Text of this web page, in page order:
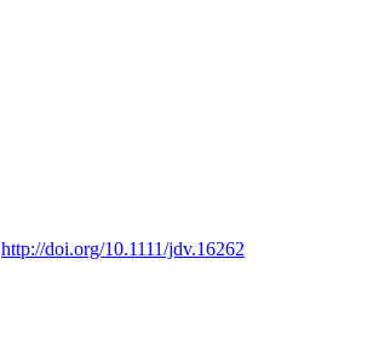
http://doi.org/10.1111/jdv.16262